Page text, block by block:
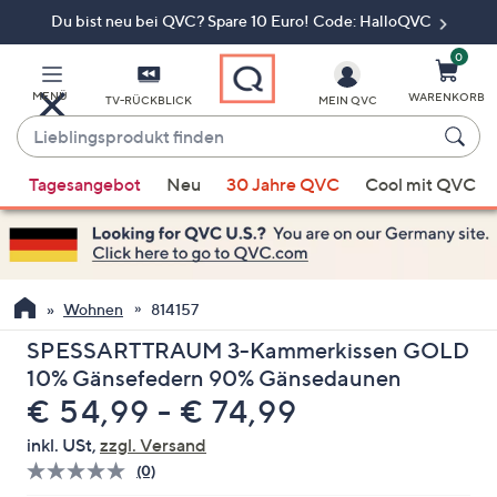
Du bist neu bei QVC? Spare 10 Euro! Code: HalloQVC
MENÜ TV-RÜCKBLICK
Lieblingsprodukt
finden
Vorschläge
verfügbar
sind,
verwenden
Sie
die
Pfeiltasten
nach
oben
und
nach
MEIN QVC
0
WARENKORB
Tagesangebot Neu 30 Jahre QVC Cool mit QVC
Wohnen 814157
SPESSARTTRAUM 3-Kammerkissen GOLD
10% Gänsefedern 90% Gänsedaunen
€ 54,99 - € 74,99
inkl. USt, zzgl. Versand
Bisher
(0)